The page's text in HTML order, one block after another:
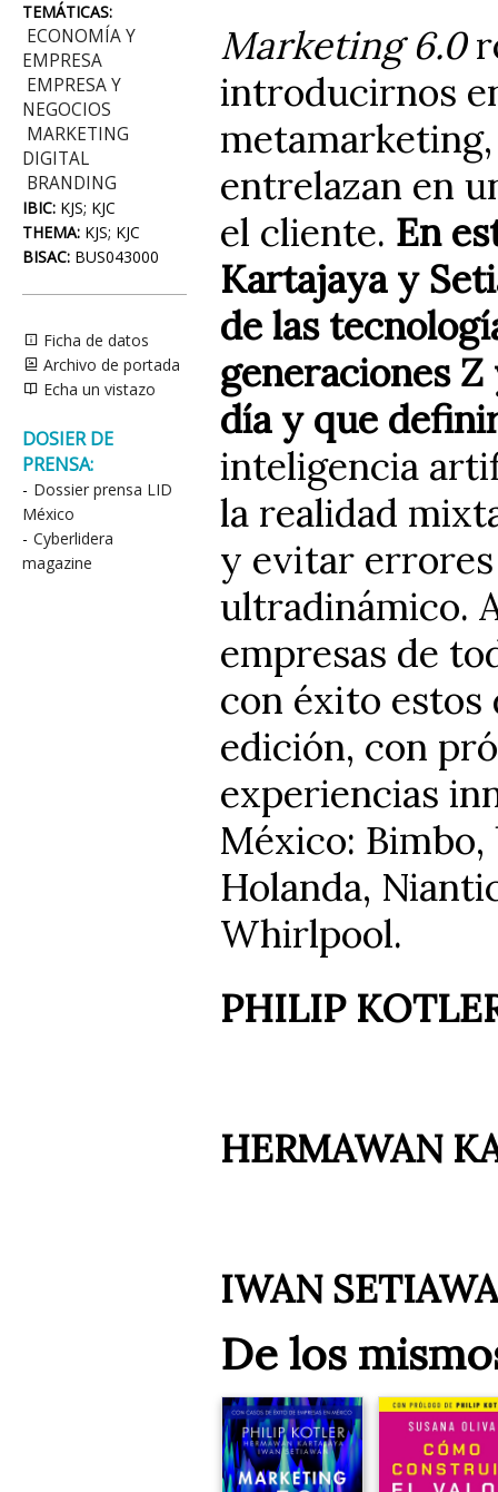
TEMÁTICAS:
ECONOMÍA Y
EMPRESA
EMPRESA Y
NEGOCIOS
MARKETING
DIGITAL
BRANDING
IBIC: KJS; KJC
THEMA: KJS; KJC
BISAC: BUS043000
Ficha de datos
Archivo de portada
Echa un vistazo
DOSIER DE
PRENSA:
- Dossier prensa LID
México
- Cyberlidera
magazine
Marketing 6.0
introducirnos
entrelazan en
el cliente. En
Kartajaya y
de las
generaciones
día y que
inteligencia
la realidad
y evitar
ultradinámico.
empresas de
con éxito estos
edición, con
experiencias
México: Bimbo,
Holanda,
Whirlpool.
PHILIP
HERMAWAN
IWAN
De los